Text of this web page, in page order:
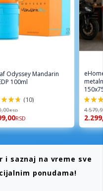
Odyssey Mandarin
100ml
(10)
RSD
RSD
96%
i saznaj na vreme sve
ponudama!